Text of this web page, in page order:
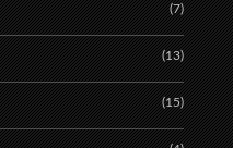
(7)
(13)
(15)